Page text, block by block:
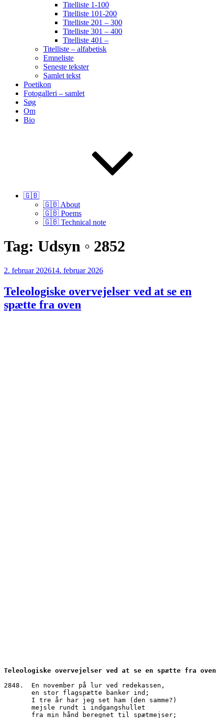
Titelliste 1-100
Titelliste 101-200
Titelliste 201 – 300
Titelliste 301 – 400
Titelliste 401 –
Titelliste – alfabetisk
Emneliste
Seneste tekster
Samlet tekst
Poetikon
Fotogalleri – samlet
Søg
Om
Bio
🇬🇧
🇬🇧 About
🇬🇧 Poems
🇬🇧 Technical note
Tag: Udsyn ◦ 2852
Udgivet
2. februar 202614. februar 2026
Teleologiske overvejelser ved at se en
spætte fra oven
Teleologiske overvejelser ved at se en spætte fra oven
2848.  En november på lur ved redekassen,
       en stor flagspætte banker ind;
       I tre år har jeg set ham (den samme?)
       mejsle rundt i indgangshullet
       fra min hånd beregnet til spætmejser;